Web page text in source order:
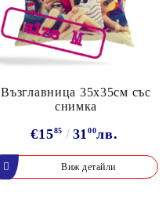
Възглавница 35х35см със
снимка
€1585 3100лв.
Виж детайли